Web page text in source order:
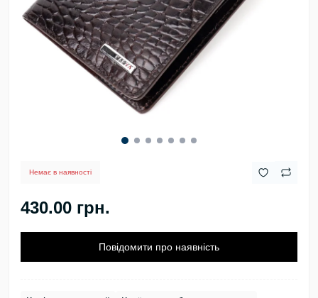
Немає в наявності
430.00 грн.
Повідомити про наявність